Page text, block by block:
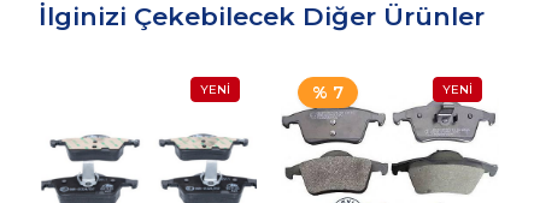
İlginizi Çekebilecek Diğer Ürünler
% 7